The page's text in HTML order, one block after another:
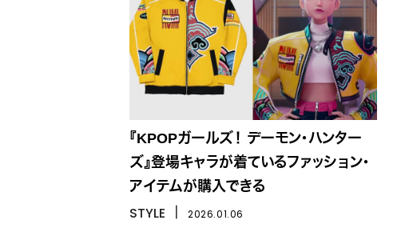
『KPOPガールズ！ デーモン・ハンター
ズ』登場キャラが着ているファッション・
アイテムが購入できる
STYLE 2026.01.06